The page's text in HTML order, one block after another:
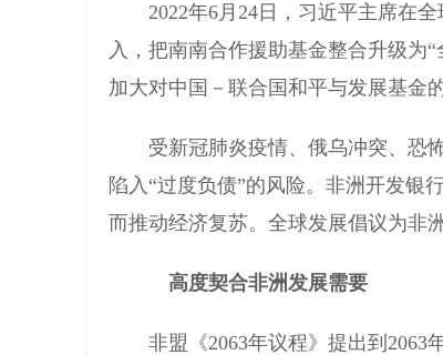
2022年6月24日，习近平主席在全
入，把南南合作援助基金整合升级为
加大对中国－联合国和平与发展基金
受新冠肺炎疫情、俄乌冲突、恐怖
陷入“过度负债”的风险。非洲开发银
而推动经济复苏。全球发展倡议为非
高度契合非洲发展需要
非盟《2063年议程》提出到2063